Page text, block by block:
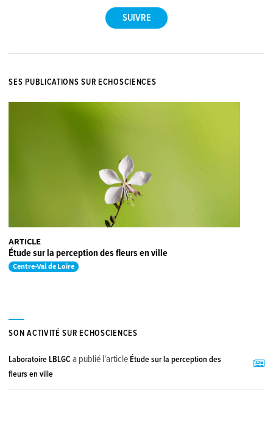
SES PUBLICATIONS SUR ECHOSCIENCES
ARTICLE
Étude sur la perception des fleurs en ville
Centre-Val de Loire
SON ACTIVITÉ SUR ECHOSCIENCES
Laboratoire LBLGC a publié l'articleÉtude sur la perception des
fleurs en ville